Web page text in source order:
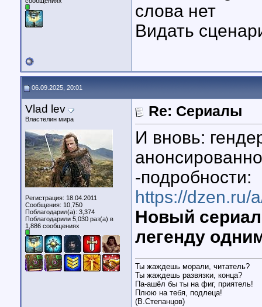
слова нет
Видать
06.09.2025, 20:01
Vlad lev
Властелин мира
Регистрация: 18.04.2011
Сообщения: 10,750
Поблагодарил(а): 3,374
Поблагодарили 5,030 раз(а) в
1,886 сообщениях
Re: Сериалы
И вновь:
-подробности:
https://dzen.ru/
Новый сериал
легенду
Ты жаждешь морали, читатель?
Ты жаждешь развязки, конца?
Па-ашёл бы ты на фиг, приятель!
Плюю на тебя, подлеца!
(В.Степанцов)